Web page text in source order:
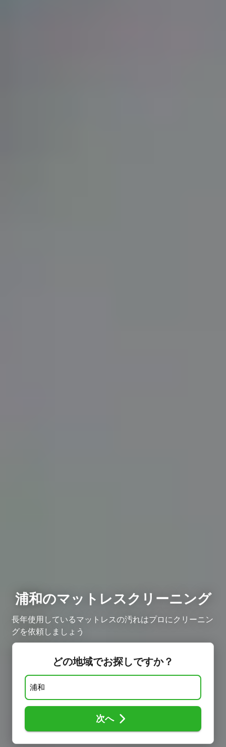
浦和のマットレスクリーニング
長年使用しているマットレスの汚れはプロにクリーニン
グを依頼しましょう
どの地域でお探しですか？
次へ